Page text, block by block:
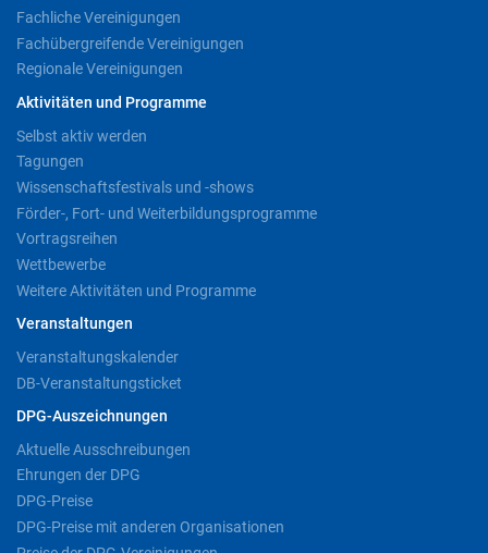
Fachliche Vereinigungen
Fachübergreifende Vereinigungen
Regionale Vereinigungen
Aktivitäten und Programme
Selbst aktiv werden
Tagungen
Wissenschaftsfestivals und -shows
Förder-, Fort- und Weiterbildungsprogramme
Vortragsreihen
Wettbewerbe
Weitere Aktivitäten und Programme
Veranstaltungen
Veranstaltungskalender
DB-Veranstaltungsticket
DPG-Auszeichnungen
Aktuelle Ausschreibungen
Ehrungen der DPG
DPG-Preise
DPG-Preise mit anderen Organisationen